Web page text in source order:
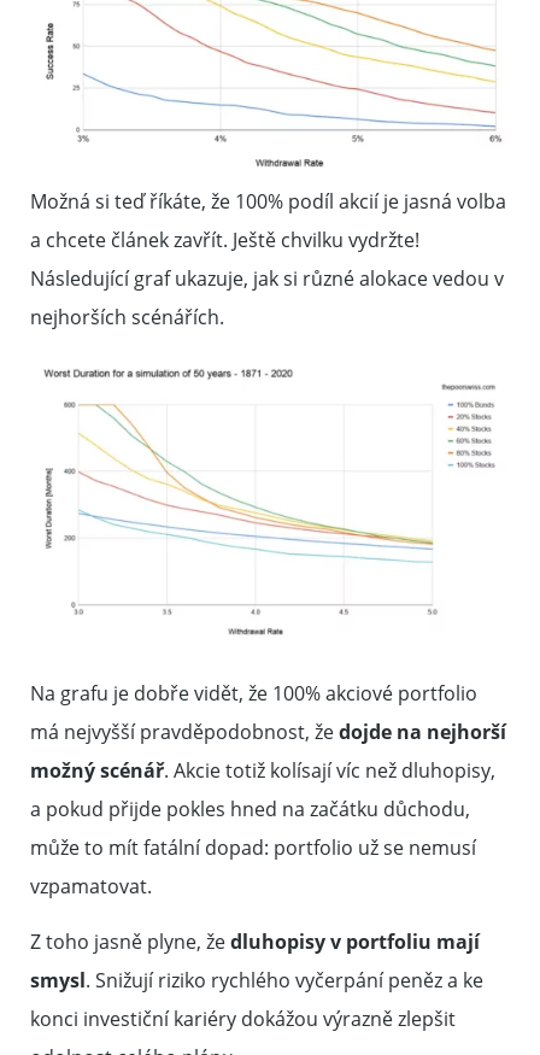
Možná si teď říkáte, že 100% podíl akcií je jasná volba
a chcete článek zavřít. Ještě chvilku vydržte!
Následující graf ukazuje, jak si různé alokace vedou v
nejhorších scénářích.
Na grafu je dobře vidět, že 100% akciové portfolio
má nejvyšší pravděpodobnost, žedojde na nejhorší
možný scénář. Akcie totiž kolísají víc než dluhopisy,
a pokud přijde pokles hned na začátku důchodu,
může to mít fatální dopad: portfolio už se nemusí
vzpamatovat.
Z toho jasně plyne, žedluhopisy v portfoliu mají
smysl. Snižují riziko rychlého vyčerpání peněz a ke
konci investiční kariéry dokážou výrazně zlepšit